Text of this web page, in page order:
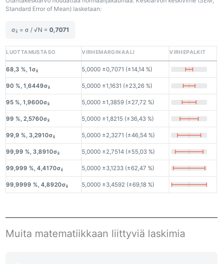
Standard Error of Mean) lasketaan:
σx̄ = σ / √N =0,7071
LUOTTAMUSTASO VIRHEMARGINAALI VIRHEPALKIT
68,3 %, 1σx̄ 5,0000 ±0,7071 (±14,14 %)
90 %, 1,6449σx̄ 5,0000 ±1,1631 (±23,26 %)
95 %, 1,9600σx̄ 5,0000 ±1,3859 (±27,72 %)
99 %, 2,5760σx̄ 5,0000 ±1,8215 (±36,43 %)
99,9 %, 3,2910σx̄ 5,0000 ±2,3271 (±46,54 %)
99,99 %, 3,8910σx̄ 5,0000 ±2,7514 (±55,03 %)
99,999 %, 4,4170σx̄ 5,0000 ±3,1233 (±62,47 %)
99,9999 %, 4,8920σx̄ 5,0000 ±3,4592 (±69,18 %)
Muita matematiikkaan liittyviä laskimia